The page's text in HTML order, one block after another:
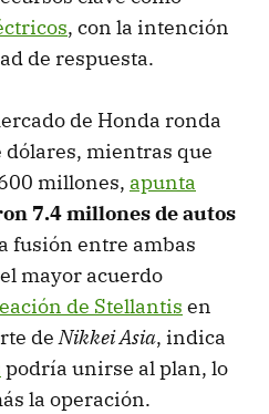
, con la intención
de respuesta.
de Honda ronda
mientras que
millones, apunta
7.4 millones de autos
fusión entre ambas
mayor acuerdo
de Stellantis en
deNikkei Asia, indica
podría unirse al plan, lo
la operación.